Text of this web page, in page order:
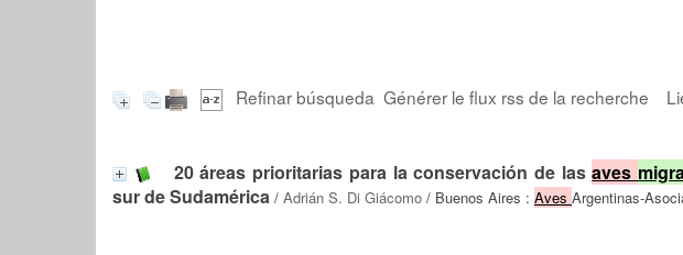
Refinar búsqueda Générer le flux rss de la recherche
20 áreas prioritarias para la conservación de lasaves
sur de Sudamérica / Adrián S. Di Giácomo / Buenos Aires : Aves Argentinas-